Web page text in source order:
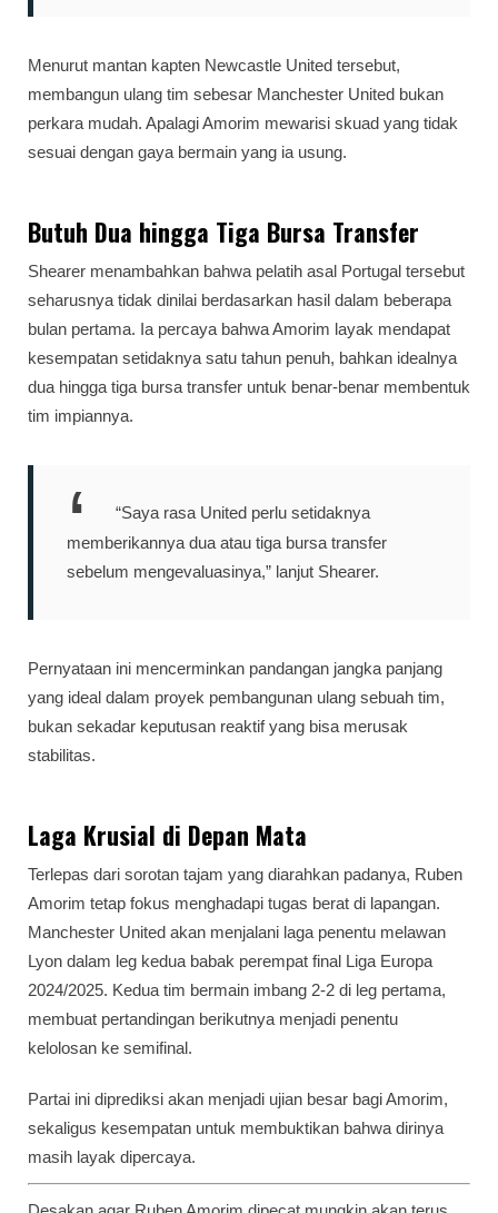
Menurut mantan kapten Newcastle United tersebut,
membangun ulang tim sebesar Manchester United bukan
perkara mudah. Apalagi Amorim mewarisi skuad yang tidak
sesuai dengan gaya bermain yang ia usung.
Butuh Dua hingga Tiga Bursa Transfer
Shearer menambahkan bahwa pelatih asal Portugal tersebut
seharusnya tidak dinilai berdasarkan hasil dalam beberapa
bulan pertama. Ia percaya bahwa Amorim layak mendapat
kesempatan setidaknya satu tahun penuh, bahkan idealnya
dua hingga tiga bursa transfer untuk benar-benar membentuk
tim impiannya.
“Saya rasa United perlu setidaknya
memberikannya dua atau tiga bursa transfer
sebelum mengevaluasinya,” lanjut Shearer.
Pernyataan ini mencerminkan pandangan jangka panjang
yang ideal dalam proyek pembangunan ulang sebuah tim,
bukan sekadar keputusan reaktif yang bisa merusak
stabilitas.
Laga Krusial di Depan Mata
Terlepas dari sorotan tajam yang diarahkan padanya, Ruben
Amorim tetap fokus menghadapi tugas berat di lapangan.
Manchester United akan menjalani laga penentu melawan
Lyon dalam leg kedua babak perempat final Liga Europa
2024/2025. Kedua tim bermain imbang 2-2 di leg pertama,
membuat pertandingan berikutnya menjadi penentu
kelolosan ke semifinal.
Partai ini diprediksi akan menjadi ujian besar bagi Amorim,
sekaligus kesempatan untuk membuktikan bahwa dirinya
masih layak dipercaya.